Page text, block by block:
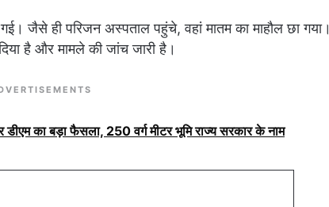
जैसे ही परिजन अस्पताल पहुंचे, वहां मातम का माहौल छा गया।
है और मामले की जांच जारी है।
का बड़ा फैसला, 250 वर्ग मीटर भूमि राज्य सरकार के नाम